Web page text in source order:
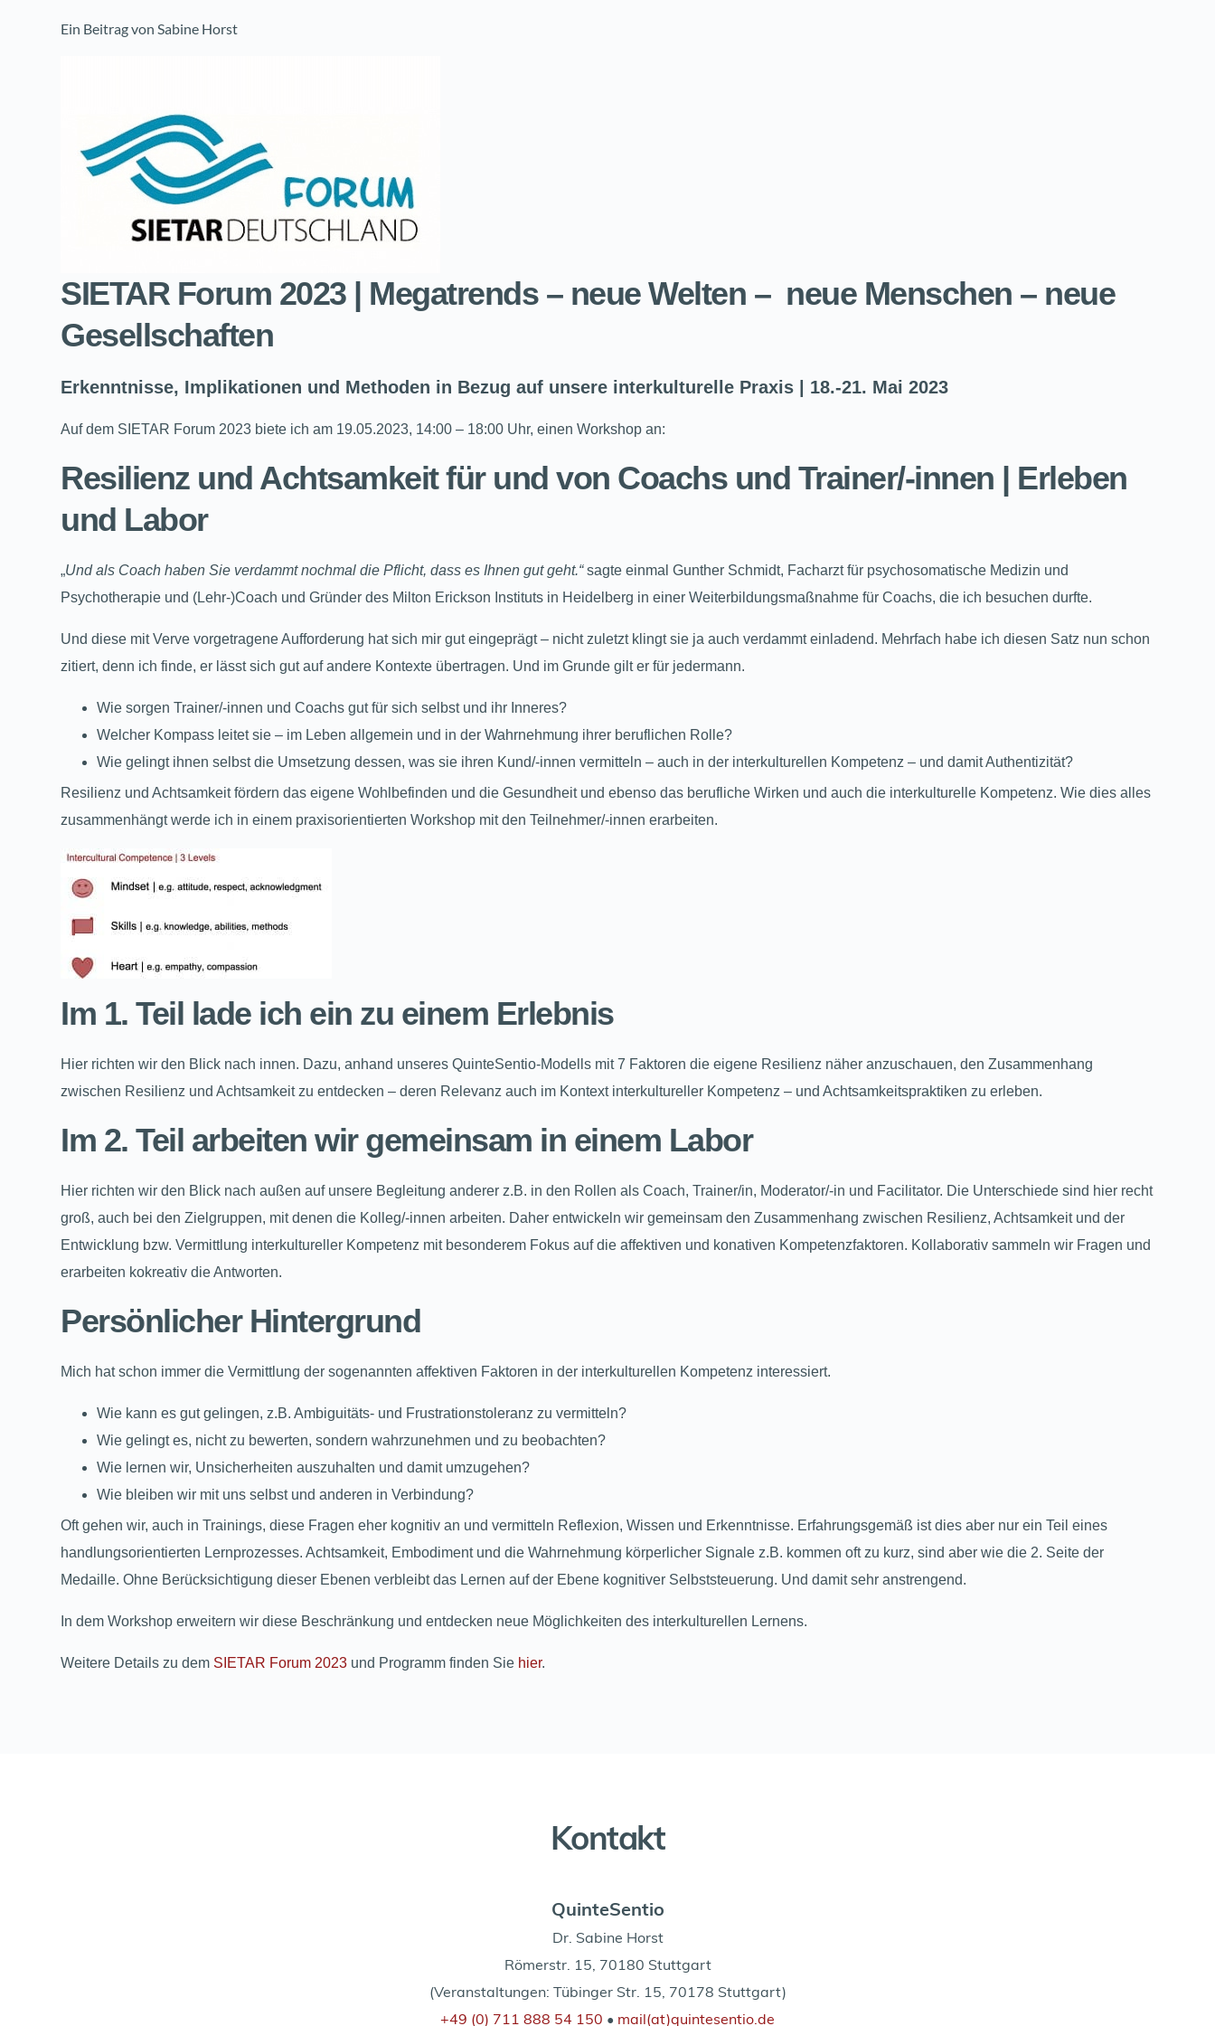
Ein Beitrag von Sabine Horst
SIETAR Forum 2023 | Megatrends – neue Welten – neue Menschen – neue
Gesellschaften
Erkenntnisse, Implikationen und Methoden in Bezug auf unsere interkulturelle Praxis | 18.-21. Mai 2023
Auf dem SIETAR Forum 2023 biete ich am 19.05.2023, 14:00 – 18:00 Uhr, einen Workshop an:
Resilienz und Achtsamkeit für und von Coachs und Trainer/-innen | Erleben
und Labor
„Und als Coach haben Sie verdammt nochmal die Pflicht, dass es Ihnen gut geht.“sagte einmal Gunther Schmidt, Facharzt für psychosomatische Medizin und
Psychotherapie und (Lehr-)Coach und Gründer des Milton Erickson Instituts in Heidelberg in einer Weiterbildungsmaßnahme für Coachs, die ich besuchen durfte.
Und diese mit Verve vorgetragene Aufforderung hat sich mir gut eingeprägt – nicht zuletzt klingt sie ja auch verdammt einladend. Mehrfach habe ich diesen Satz nun schon
zitiert, denn ich finde, er lässt sich gut auf andere Kontexte übertragen. Und im Grunde gilt er für jedermann.
Wie sorgen Trainer/-innen und Coachs gut für sich selbst und ihr Inneres?
Welcher Kompass leitet sie – im Leben allgemein und in der Wahrnehmung ihrer beruflichen Rolle?
Wie gelingt ihnen selbst die Umsetzung dessen, was sie ihren Kund/-innen vermitteln – auch in der interkulturellen Kompetenz – und damit Authentizität?
Resilienz und Achtsamkeit fördern das eigene Wohlbefinden und die Gesundheit und ebenso das berufliche Wirken und auch die interkulturelle Kompetenz. Wie dies alles
zusammenhängt werde ich in einem praxisorientierten Workshop mit den Teilnehmer/-innen erarbeiten.
Im 1. Teil lade ich ein zu einem Erlebnis
Hier richten wir den Blick nach innen. Dazu, anhand unseres QuinteSentio-Modells mit 7 Faktoren die eigene Resilienz näher anzuschauen, den Zusammenhang
zwischen Resilienz und Achtsamkeit zu entdecken – deren Relevanz auch im Kontext interkultureller Kompetenz – und Achtsamkeitspraktiken zu erleben.
Im 2. Teil arbeiten wir gemeinsam in einem Labor
Hier richten wir den Blick nach außen auf unsere Begleitung anderer z.B. in den Rollen als Coach, Trainer/in, Moderator/-in und Facilitator. Die Unterschiede sind hier recht
groß, auch bei den Zielgruppen, mit denen die Kolleg/-innen arbeiten. Daher entwickeln wir gemeinsam den Zusammenhang zwischen Resilienz, Achtsamkeit und der
Entwicklung bzw. Vermittlung interkultureller Kompetenz mit besonderem Fokus auf die affektiven und konativen Kompetenzfaktoren. Kollaborativ sammeln wir Fragen und
erarbeiten kokreativ die Antworten.
Persönlicher Hintergrund
Mich hat schon immer die Vermittlung der sogenannten affektiven Faktoren in der interkulturellen Kompetenz interessiert.
Wie kann es gut gelingen, z.B. Ambiguitäts- und Frustrationstoleranz zu vermitteln?
Wie gelingt es, nicht zu bewerten, sondern wahrzunehmen und zu beobachten?
Wie lernen wir, Unsicherheiten auszuhalten und damit umzugehen?
Wie bleiben wir mit uns selbst und anderen in Verbindung?
Oft gehen wir, auch in Trainings, diese Fragen eher kognitiv an und vermitteln Reflexion, Wissen und Erkenntnisse. Erfahrungsgemäß ist dies aber nur ein Teil eines
handlungsorientierten Lernprozesses. Achtsamkeit, Embodiment und die Wahrnehmung körperlicher Signale z.B. kommen oft zu kurz, sind aber wie die 2. Seite der
Medaille. Ohne Berücksichtigung dieser Ebenen verbleibt das Lernen auf der Ebene kognitiver Selbststeuerung. Und damit sehr anstrengend.
In dem Workshop erweitern wir diese Beschränkung und entdecken neue Möglichkeiten des interkulturellen Lernens.
Weitere Details zu dem SIETAR Forum 2023 und Programm finden Sie hier.
Kontakt
QuinteSentio
Dr. Sabine Horst
Römerstr. 15, 70180 Stuttgart
(Veranstaltungen: Tübinger Str. 15, 70178 Stuttgart)
+49 (0) 711 888 54 150 • mail(at)quintesentio.de